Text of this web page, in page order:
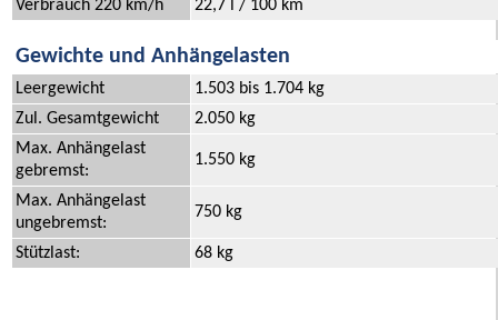
Verbrauch 220 km/h 22,7 l / 100 km
Gewichte und Anhängelasten
Leergewicht
1.503 bis 1.704 kg
Zul. Gesamtgewicht
2.050 kg
Max. Anhängelast
gebremst:
1.550 kg
Max. Anhängelast
ungebremst:
750 kg
Stützlast: 68 kg